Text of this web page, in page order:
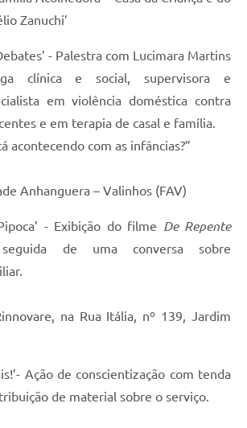
Zanuchi’
- Palestra com Lucimara Martins
clínica e social, supervisora e
em violência doméstica contra
e em terapia de casal e família.
acontecendo com as infâncias?”
Anhanguera – Valinhos (FAV)
- Exibição do filme De Repente
de uma conversa sobre
na Rua Itália, nº 139, Jardim
Ação de conscientização com tenda
de material sobre o serviço.